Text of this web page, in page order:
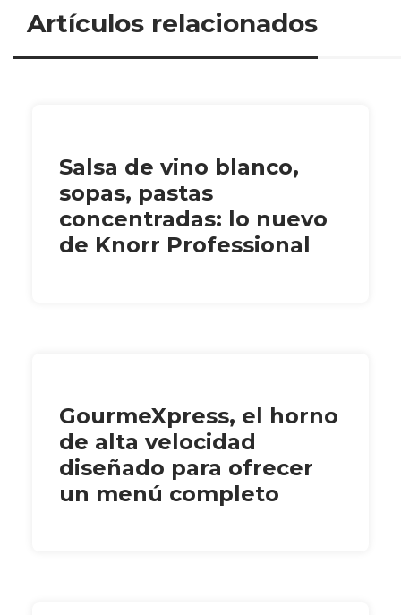
Artículos relacionados
Salsa de vino blanco,
sopas, pastas
concentradas: lo nuevo
de Knorr Professional
GourmeXpress, el horno
de alta velocidad
diseñado para ofrecer
un menú completo